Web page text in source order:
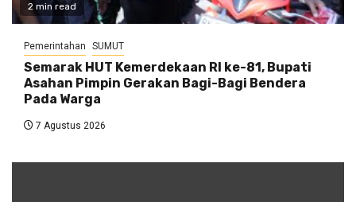
2 min read
Pemerintahan SUMUT
Semarak HUT Kemerdekaan RI ke-81, Bupati
Asahan Pimpin Gerakan Bagi-Bagi Bendera
Pada Warga
7 Agustus 2026